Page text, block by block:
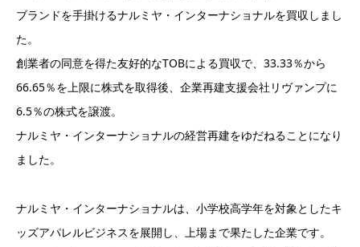
ブランドを手掛けるナルミヤ・インターナショナルを買収しまし
た。
創業者の同意を得た友好的なTOBによる買収で、33.33％から
66.65％を上限に株式を取得後、企業再建支援会社リヴァンプに
6.5％の株式を譲渡。
ナルミヤ・インターナショナルの経営再建をゆだねることになり
ました。
ナルミヤ・インターナショナルは、小学校高学年を対象としたキ
ッズアパレルビジネスを展開し、上場まで果たした企業です。